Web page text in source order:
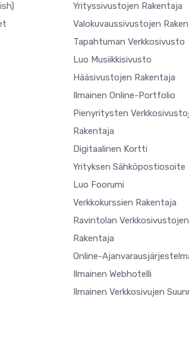
Yrityssivustojen Rakentaja
Valokuvaussivustojen
Tapahtuman Verkkosivusto
Luo Musiikkisivusto
Hääsivustojen Rakentaja
Ilmainen Online-Portfolio
Pienyritysten
Rakentaja
Digitaalinen Kortti
Yrityksen Sähköpostiosoite
Luo Foorumi
Verkkokurssien Rakentaja
Ravintolan Verkkosivustojen
Rakentaja
Online-
Ilmainen Webhotelli
Ilmainen Verkkosivujen